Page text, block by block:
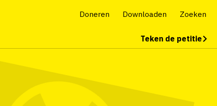
Doneren Downloaden Zoeken
Teken de petitie